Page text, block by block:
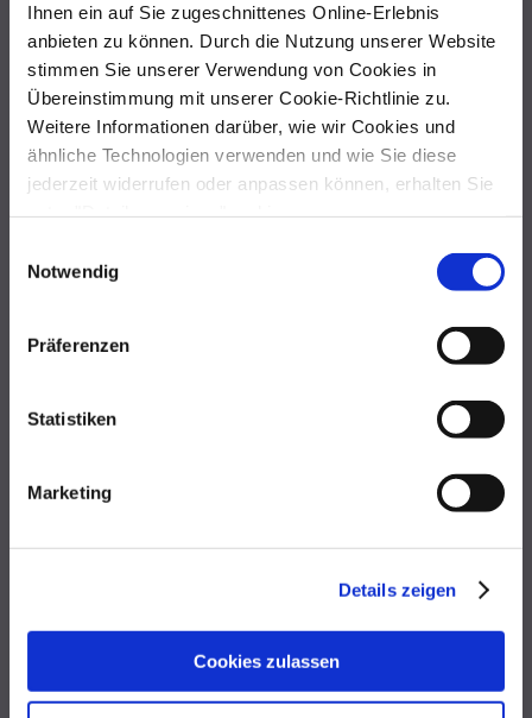
Ihnen ein auf Sie zugeschnittenes Online-Erlebnis
anbieten zu können. Durch die Nutzung unserer Website
stimmen Sie unserer Verwendung von Cookies in
Übereinstimmung mit unserer Cookie-Richtlinie zu.
Weitere Informationen darüber, wie wir Cookies und
ähnliche Technologien verwenden und wie Sie diese
jederzeit widerrufen oder anpassen können, erhalten Sie
Notwendig
Präferenzen
Statistiken
Marketing
Details zeigen
Cookies zulassen
DWBO
Wenn ein Pflegeanbieter zur Kiez-Marke wird. Mit Berliner Schnauze und
lokaler Verwurzelung starteten wir eine Employer Branding Kampagne für
DWBO